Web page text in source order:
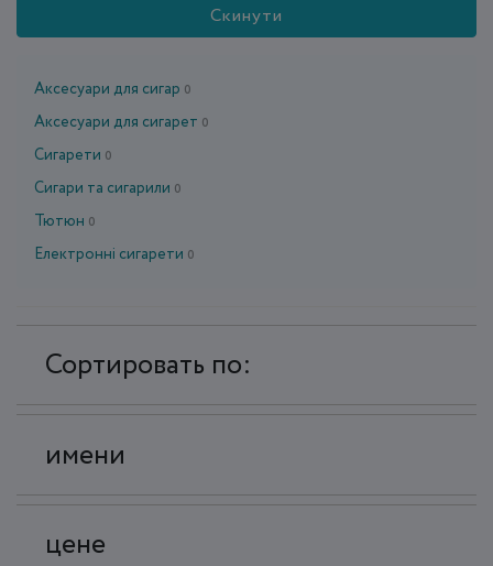
Скинути
Аксесуари для сигар 0
Аксесуари для сигарет 0
Сигарети 0
Сигари та сигарили 0
Тютюн 0
Електронні сигарети 0
Сортировать по:
имени
цене